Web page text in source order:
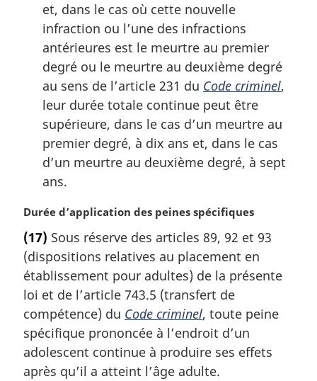
et, dans le cas où cette nouvelle
infraction ou l’une des infractions
antérieures est le meurtre au premier
degré ou le meurtre au deuxième degré
au sens de l’article 231 du Code criminel,
leur durée totale continue peut être
supérieure, dans le cas d’un meurtre au
premier degré, à dix ans et, dans le cas
d’un meurtre au deuxième degré, à sept
ans.
N
t
e
m
a
g
i
n
a
Durée d’application des peines spécifiques
(17) Sous réserve des articles 89, 92 et 93
(dispositions relatives au placement en
établissement pour adultes) de la présente
loi et de l’article 743.5 (transfert de
compétence) du Code criminel, toute peine
spécifique prononcée à l’endroit d’un
adolescent continue à produire ses effets
après qu’il a atteint l’âge adulte.